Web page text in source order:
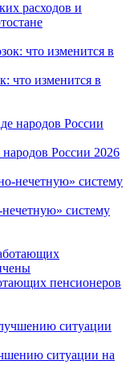
расходов и
что изменится в
России 2026
систему
пенсионеров
ситуации на